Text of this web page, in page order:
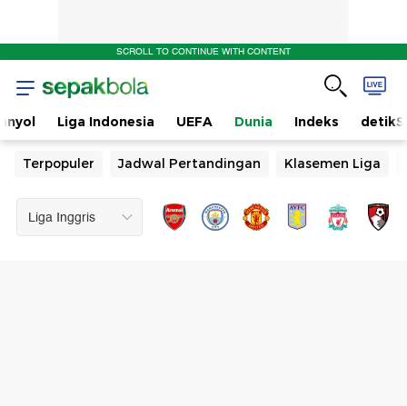
SCROLL TO CONTINUE WITH CONTENT
Liga Indonesia UEFA Dunia Indeks
Terpopuler Jadwal Pertandingan Klasemen Liga